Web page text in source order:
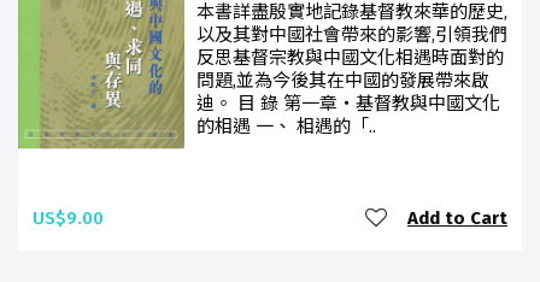
本書詳盡殷實地記錄基督教來華的歷史,
以及其對中國社會帶來的影響,引領我們
反思基督宗教與中國文化相遇時面對的
問題,並為今後其在中國的發展帶來啟
迪。 目 錄 第一章‧基督教與中國文化
的相遇 一、 相遇的「..
US$9.00 Add to Cart